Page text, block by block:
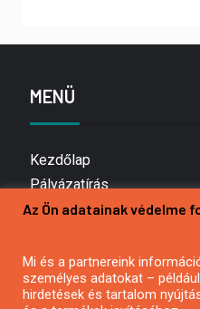
MENÜ
Kezdőlap
Pályázatírás
Bemutatkozás
Hírlevél feliratkozás
Impresszum
Az Ön adatainak védelme
Mi és a partnereink
személyes adatokat –
hirdetések és tartalom